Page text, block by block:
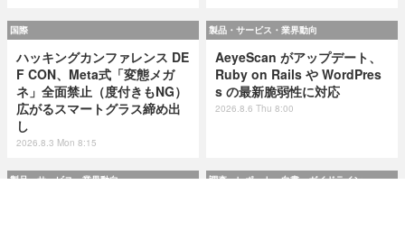
国際
ハッキングカンファレンス DE
F CON、Meta式「変態メガ
ネ」全面禁止（度付きもNG）
広がるスマートグラス締め出
し
2026.8.3 Mon 8:15
製品・サービス・業界動向
AeyeScan がアップデート、
Ruby on Rails や WordPres
s の最新脆弱性に対応
2026.8.6 Thu 8:00
製品・サービス・業界動向 調査・レポート・白書・ガイドライン